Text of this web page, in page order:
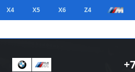
X4 X5 X6 Z4